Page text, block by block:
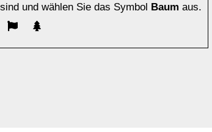
und wählen Sie das Symbol Baum aus.